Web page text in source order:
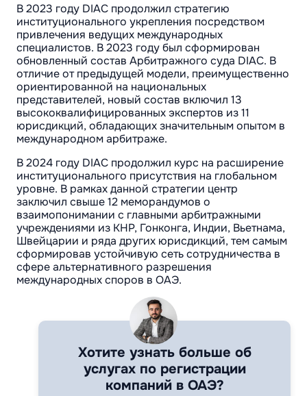
В 2023 году DIAC продолжил стратегию
институционального укрепления посредством
привлечения ведущих международных
специалистов. В 2023 году был сформирован
обновленный состав Арбитражного суда DIAC. В
отличие от предыдущей модели, преимущественно
ориентированной на национальных
представителей, новый состав включил 13
высококвалифицированных экспертов из 11
юрисдикций, обладающих значительным опытом в
международном арбитраже.
В 2024 году DIAC продолжил курс на расширение
институционального присутствия на глобальном
уровне. В рамках данной стратегии центр
заключил свыше 12 меморандумов о
взаимопонимании с главными арбитражными
учреждениями из КНР, Гонконга, Индии, Вьетнама,
Швейцарии и ряда других юрисдикций, тем самым
сформировав устойчивую сеть сотрудничества в
сфере альтернативного разрешения
международных споров в ОАЭ.
Хотите узнать больше об
услугах по регистрации
компаний в ОАЭ?